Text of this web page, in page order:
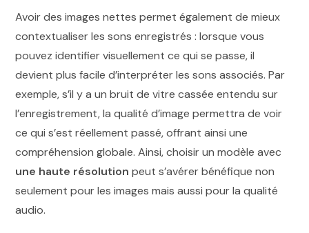
Avoir des images nettes permet également de mieux
contextualiser les sons enregistrés : lorsque vous
pouvez identifier visuellement ce qui se passe, il
devient plus facile d’interpréter les sons associés. Par
exemple, s’il y a un bruit de vitre cassée entendu sur
l’enregistrement, la qualité d’image permettra de voir
ce qui s’est réellement passé, offrant ainsi une
compréhension globale. Ainsi, choisir un modèle avec
une haute résolution peut s’avérer bénéfique non
seulement pour les images mais aussi pour la qualité
audio.